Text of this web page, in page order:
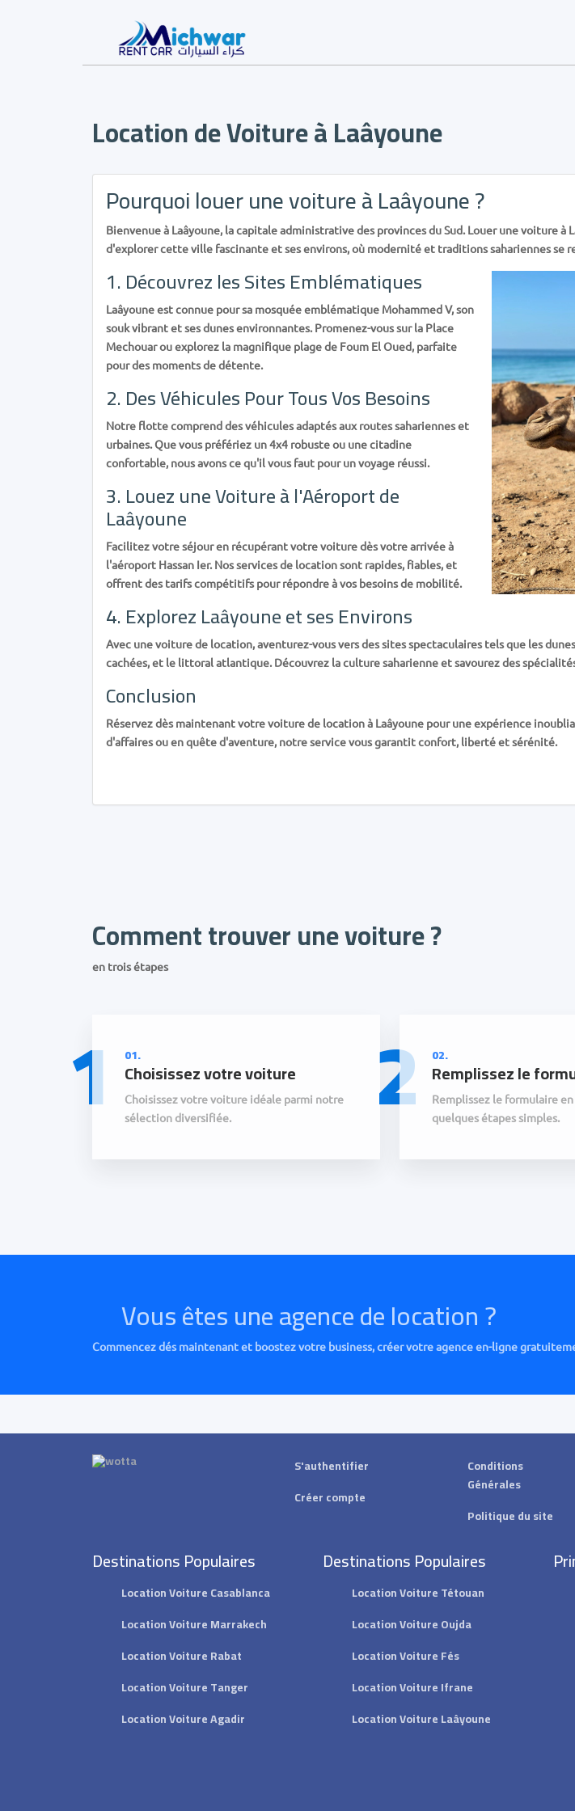
Location de Voiture à Laâyoune
Pourquoi louer une voiture à Laâyoune ?
Bienvenue à Laâyoune, la capitale administrative des provinces du Sud. Louer une voiture à
d'explorer cette ville fascinante et ses environs, où modernité et traditions sahariennes se
1. Découvrez les Sites Emblématiques
Laâyoune est connue pour sa mosquée emblématique Mohammed V, son
souk vibrant et ses dunes environnantes. Promenez-vous sur la Place
Mechouar ou explorez la magnifique plage de Foum El Oued, parfaite
pour des moments de détente.
2. Des Véhicules Pour Tous Vos Besoins
Notre flotte comprend des véhicules adaptés aux routes sahariennes et
urbaines. Que vous préfériez un 4x4 robuste ou une citadine
confortable, nous avons ce qu'il vous faut pour un voyage réussi.
3. Louez une Voiture à l'Aéroport de
Laâyoune
Facilitez votre séjour en récupérant votre voiture dès votre arrivée à
l'aéroport Hassan Ier. Nos services de location sont rapides, fiables, et
offrent des tarifs compétitifs pour répondre à vos besoins de mobilité.
4. Explorez Laâyoune et ses Environs
Avec une voiture de location, aventurez-vous vers des sites spectaculaires tels que les
cachées, et le littoral atlantique. Découvrez la culture saharienne et savourez des
Conclusion
Réservez dès maintenant votre voiture de location à Laâyoune pour une expérience
d'affaires ou en quête d'aventure, notre service vous garantit confort, liberté et sérénité.
Comment trouver une voiture ?
en trois étapes
1 01.
Choisissez votre voiture
Choisissez votre voiture idéale parmi notre
sélection diversifiée.
2 02.
Remplissez le
Remplissez le formulaire
quelques étapes simples.
Vous êtes une agence de location ?
Commencez dés maintenant et boostez votre business, créer votre agence en-ligne
S'authentifier
Créer compte
Conditions
Générales
Politique du site
Destinations Populaires
Location Voiture Casablanca
Location Voiture Marrakech
Location Voiture Rabat
Location Voiture Tanger
Location Voiture Agadir
Destinations Populaires
Location Voiture Tétouan
Location Voiture Oujda
Location Voiture Fés
Location Voiture Ifrane
Location Voiture Laâyoune